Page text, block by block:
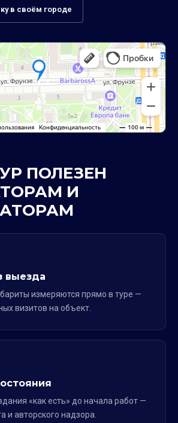
в своём городе
ПОЛЕЗЕН
И
выезда
измеряются прямо в туре —
визитов на объект.
«как есть» до начала работ —
и авторского надзора.